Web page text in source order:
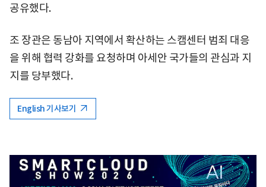
공유했다.
조 장관은 동남아 지역에서 확산하는 스캠센터 범죄 대응
을 위해 협력 강화를 요청하며 아세안 국가들의 관심과 지
지를 당부했다.
English 기사보기